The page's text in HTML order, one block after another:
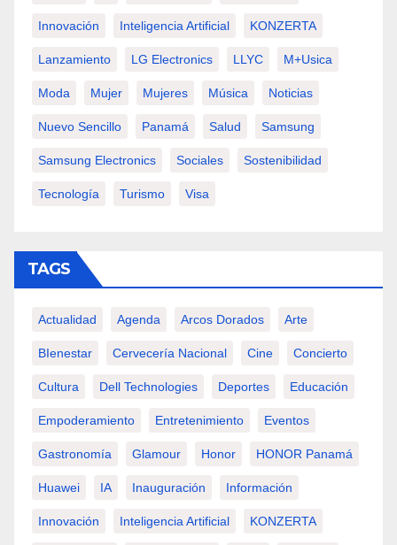
Innovación Inteligencia Artificial KONZERTA
Lanzamiento LG Electronics LLYC M+usica
Moda Mujer Mujeres Música Noticias
Nuevo Sencillo Panamá Salud Samsung
Samsung Electronics Sociales Sostenibilidad
Tecnología Turismo Visa
TAGS
Actualidad Agenda Arcos Dorados Arte
BIenestar Cervecería Nacional Cine Concierto
Cultura Dell Technologies Deportes Educación
Empoderamiento Entretenimiento Eventos
Gastronomía Glamour Honor HONOR Panamá
Huawei IA Inauguración Información
Innovación Inteligencia Artificial KONZERTA